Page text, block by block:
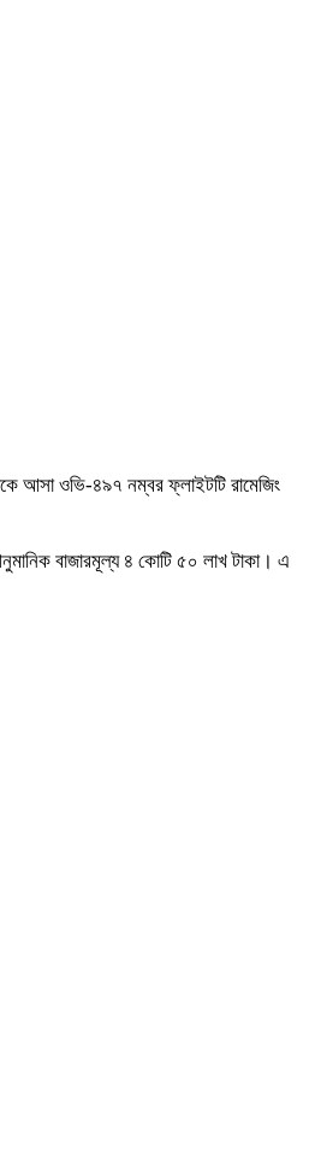
আসা ওভি-৪৯৭ নম্বর ফ্লাইটটি রামেজিং
বাজারমূল্য ৪ কোটি ৫০ লাখ টাকা। এ